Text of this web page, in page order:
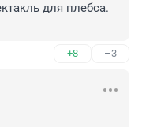
для плебса.
+8 –3